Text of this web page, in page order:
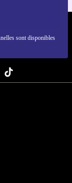
sont disponibles